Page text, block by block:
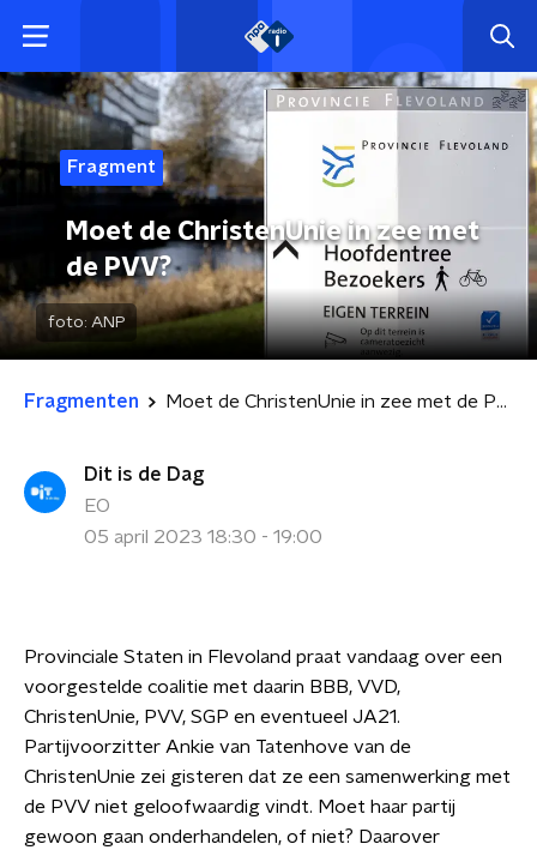
Fragment
Moet de ChristenUnie in zee met
de PVV?
foto: ANP
Fragmenten Moet de ChristenUnie in zee met de PVV?
Dit is de Dag
EO
05 april 2023 18:30 - 19:00
Provinciale Staten in Flevoland praat vandaag over een
voorgestelde coalitie met daarin BBB, VVD,
ChristenUnie, PVV, SGP en eventueel JA21.
Partijvoorzitter Ankie van Tatenhove van de
ChristenUnie zei gisteren dat ze een samenwerking met
de PVV niet geloofwaardig vindt. Moet haar partij
gewoon gaan onderhandelen, of niet? Daarover